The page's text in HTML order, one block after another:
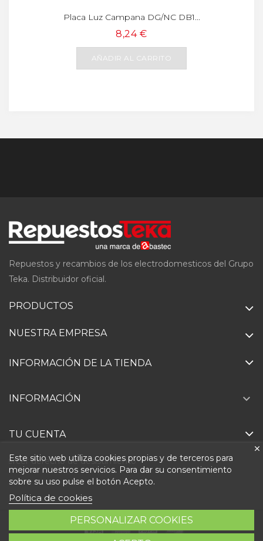
Placa Luz Campana DG/NC DB1...
8,24 €
AÑADIR AL CARRITO
Repuestos y recambios de los electrodomesticos del Grupo
Teka. Distribuidor oficial.
PRODUCTOS
NUESTRA EMPRESA
INFORMACIÓN DE LA TIENDA
Este sitio web utiliza cookies propias y de terceros para
mejorar nuestros servicios. Para dar su consentimiento
sobre su uso pulse el botón Acepto.
Política de cookies
PERSONALIZAR COOKIES
INFORMACIÓN 
TU CUENTA
Ejercer derecho de desistimiento